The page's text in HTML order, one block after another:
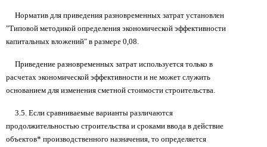
Норматив для приведения разновременных затрат установлен
"Типовой методикой определения экономической эффективности
капитальных вложений" в размере 0,08.
Приведение разновременных затрат используется только в
расчетах экономической эффективности и не может служить
основанием для изменения сметной стоимости строительства.
3.5. Если сравниваемые варианты различаются
продолжительностью строительства и сроками ввода в действие
объектов* производственного назначения, то определяется